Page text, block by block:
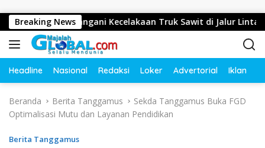
Breaking News
Tangani Kecelakaan Truk Sawit di Jalur Lintas Barat,
Headline Nasional Redaksi Loker Advertorial Iklan
Beranda Berita Tanggamus
Sekda Tanggamus Buka FGD
Optimalisasi Mutu dan Layanan Pendidikan
Berita Tanggamus